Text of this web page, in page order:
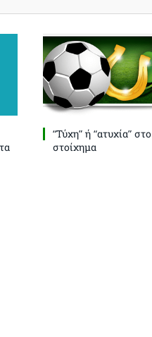
“Τύχη” ή “ατυχία” στο
στοίχημα